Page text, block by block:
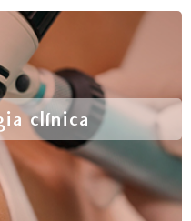
clínica